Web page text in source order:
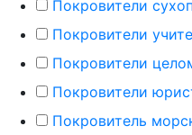
Покровители
Покровители
Покровители
Покровители
Покровитель